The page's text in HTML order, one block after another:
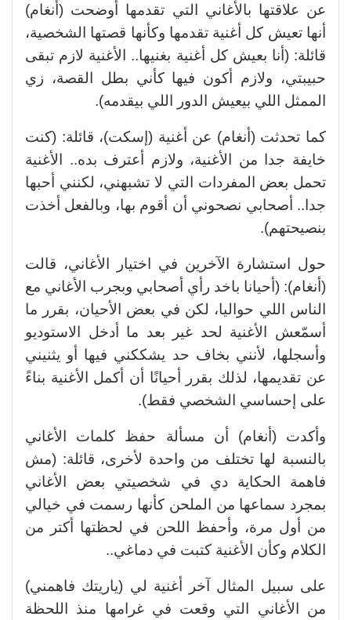
عن علاقتها بالأغاني التي تقدمها أوضحت (أنغام)
أنها تعيش كل أغنية تقدمها وكأنها قصتها الشخصية،
قائلة: (أنا بعيش كل أغنية بغنيها.. الأغنية لازم تبقى
حبيبتي، ولازم أكون فيها كأني بطل القصة، زي
الممثل اللي بيعيش الدور اللي بيقدمه).
كما تحدثت (أنغام) عن أغنية (إسكت)، قائلة: (كنت
خايفة جدا من الأغنية، ولازم أعترف بده.. الأغنية
تحمل بعض المفردات التي لا تشبهني، لكنني أحبها
جدا.. أصحابي نصحوني أن أقوم بها، وبالفعل أخذت
بنصيحتهم).
حول استشارة الآخرين في اختيار الأغاني، قالت
(أنغام): (أحيانا باخد رأي أصحابي وبجرب الأغاني مع
الناس اللي حواليا، لكن في بعض الأحيان، بقرر ما
أسمّعش الأغنية لحد غير بعد ما أدخل الاستوديو
وأسجلها، لأنني بخاف حد يشككني فيها أو يثنيني
عن تقديمها، لذلك بقرر أحيانًا أن أكمل الأغنية بناءً
على إحساسي الشخصي فقط).
وأكدت (أنغام) أن مسألة حفظ كلمات الأغاني
بالنسبة لها تختلف من واحدة لأخرى، قائلة: (مش
فاهمة الحكاية دي في شخصيتي بعض الأغاني
بمجرد سماعها من الملحن كأنها رسمت في خيالي
من أول مرة، وأحفظ اللحن في لحظتها أكتر من
الكلام وكأن الأغنية كتبت في دماغي..
على سبيل المثال آخر أغنية لي (ياريتك فاهمني)
من الأغاني التي وقعت في غرامها منذ اللحظة